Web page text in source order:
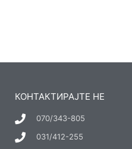
КОНТАКТИРАЈТЕ НЕ
070/343-805
031/412-255